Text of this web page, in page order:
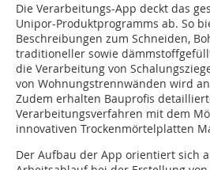
Die Verarbeitungs-App deckt das
Unipor-Produktprogramms ab. So
Beschreibungen zum Schneiden,
traditioneller sowie
die Verarbeitung von
von Wohnungstrennwänden wird
Zudem erhalten Bauprofis
Verarbeitungsverfahren mit dem
innovativen Trockenmörtelplatten
Der Aufbau der App orientiert sich